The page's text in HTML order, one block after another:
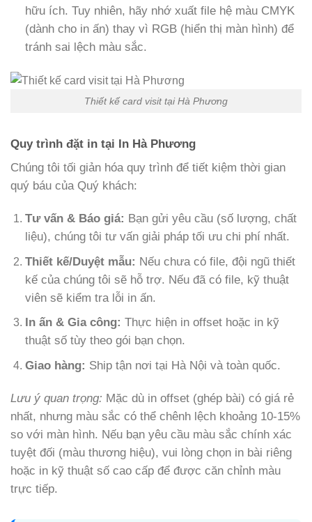
hữu ích. Tuy nhiên, hãy nhớ xuất file hệ màu CMYK
(dành cho in ấn) thay vì RGB (hiển thị màn hình) để
tránh sai lệch màu sắc.
Thiết kế card visit tại Hà Phương
Quy trình đặt in tại In Hà Phương
Chúng tôi tối giản hóa quy trình để tiết kiệm thời gian
quý báu của Quý khách:
Tư vấn & Báo giá: Bạn gửi yêu cầu (số lượng, chất
liệu), chúng tôi tư vấn giải pháp tối ưu chi phí nhất.
Thiết kế/Duyệt mẫu: Nếu chưa có file, đội ngũ thiết
kế của chúng tôi sẽ hỗ trợ. Nếu đã có file, kỹ thuật
viên sẽ kiểm tra lỗi in ấn.
In ấn & Gia công: Thực hiện in offset hoặc in kỹ
thuật số tùy theo gói bạn chọn.
Giao hàng: Ship tận nơi tại Hà Nội và toàn quốc.
Lưu ý quan trọng: Mặc dù in offset (ghép bài) có giá rẻ
nhất, nhưng màu sắc có thể chênh lệch khoảng 10-15%
so với màn hình. Nếu bạn yêu cầu màu sắc chính xác
tuyệt đối (màu thương hiệu), vui lòng chọn in bài riêng
hoặc in kỹ thuật số cao cấp để được căn chỉnh màu
trực tiếp.